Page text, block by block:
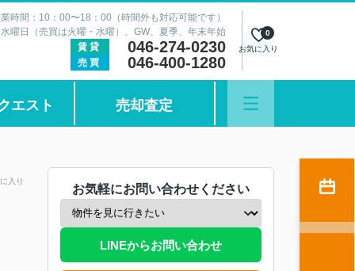
時間：10：00〜18：00（時間外も対応可能です）
曜日（売買は火曜・水曜）、GW、夏季、年末年始
賃貸
046-274-0230
売買 046-400-1280
お気に入り
0
エスト 売却査定
入り
お気軽にお問い合わせください
LINEからお問い合わせ